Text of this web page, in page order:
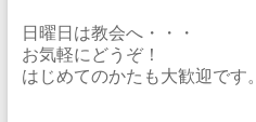
日曜日は教会へ・・・
お気軽にどうぞ！
はじめてのかたも大歓迎です。